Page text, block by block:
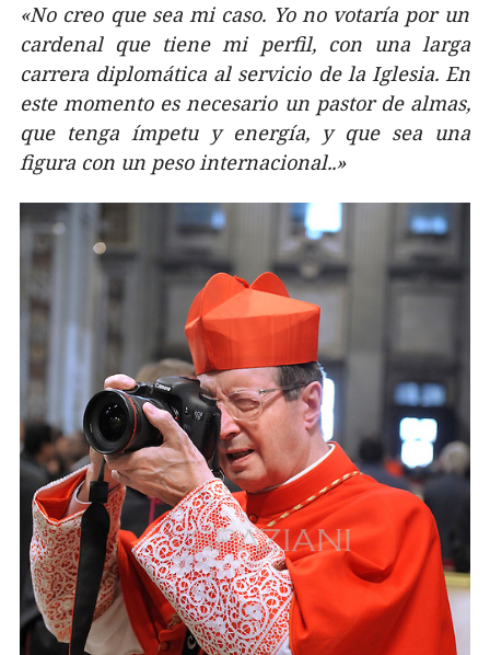
«No creo que sea mi caso. Yo no votaría por un
cardenal que tiene mi perfil, con una larga
carrera diplomática al servicio de la Iglesia. En
este momento es necesario un pastor de almas,
que tenga ímpetu y energía, y que sea una
figura con un peso internacional..»